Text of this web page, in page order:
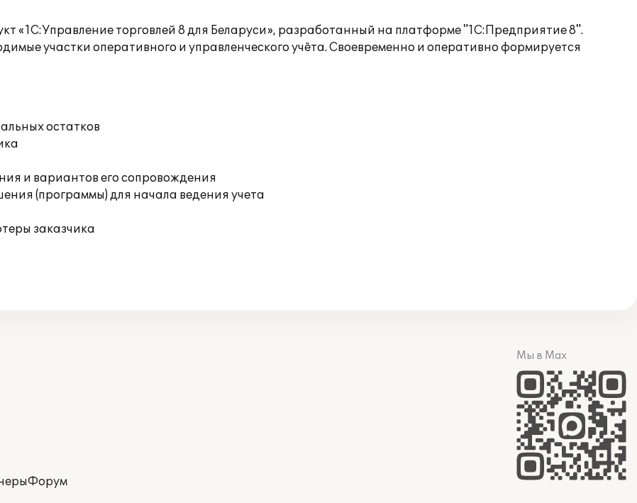
торговлей 8 для Беларуси», разработанный на платформе "1С:Предприятие 8".
участки оперативного и управленческого учёта. Своевременно и оперативно формируется
остатков
и вариантов его сопровождения
(программы) для начала ведения учета
заказчика
Форум
Мы в Max